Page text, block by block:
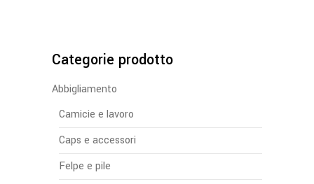
del
Categorie prodotto
Abbigliamento
Camicie e lavoro
Caps e accessori
Felpe e pile